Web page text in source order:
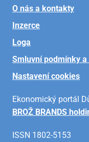
O nás a kontakty
Inzerce
Loga
Smluvní podmínky
Nastavení cookies
Ekonomický portál
BROŽ BRANDS
ISSN 1802-5153